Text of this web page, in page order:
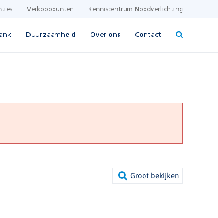
Verkooppunten Kenniscentrum Noodverlichting
Duurzaamheid Over ons Contact